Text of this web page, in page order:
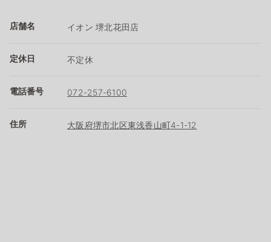
店舗名 イオン 堺北花田店
定休日 不定休
電話番号 072-257-6100
住所 大阪府堺市北区東浅香山町4-1-12